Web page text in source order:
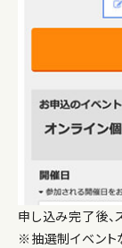
申し込み完了後、
※抽選制イベント